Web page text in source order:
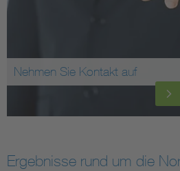
Nehmen Sie Kontakt auf
Ergebnisse rund um die